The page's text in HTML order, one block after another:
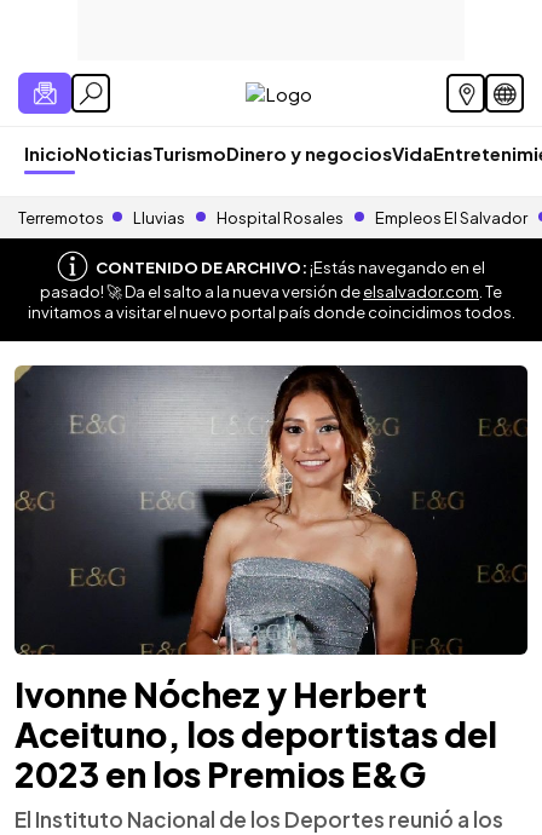
InicioNoticiasTurismoDinero y negociosVida
Terremotos Lluvias Hospital Rosales Empleos El Salvador
CONTENIDO DE ARCHIVO:¡Estás navegando en el
pasado! 🚀 Da el salto a la nueva versión deelsalvador.com . Te
invitamos a visitar el nuevo portal país donde coincidimos todos.
Ivonne Nóchez y Herbert
Aceituno, los deportistas del
2023 en los Premios E&G
El Instituto Nacional de los Deportes reunió a los